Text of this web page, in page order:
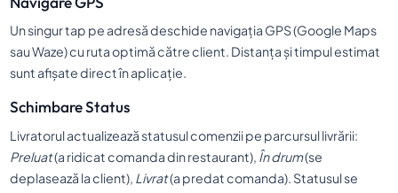
Un singur tap pe adresă deschide navigația GPS (Google Maps
sau Waze) cu ruta optimă către client. Distanța și timpul estimat
sunt afișate direct în aplicație.
Schimbare Status
Livratorul actualizează statusul comenzii pe parcursul livrării:
Preluat(a ridicat comanda din restaurant), În drum(se
deplasează la client), Livrat(a predat comanda). Statusul se